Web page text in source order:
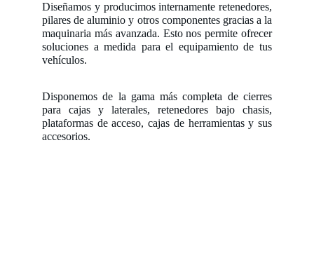
Diseñamos y producimos internamente retenedores,
pilares de aluminio y otros componentes gracias a la
maquinaria más avanzada. Esto nos permite ofrecer
soluciones a medida para el equipamiento de tus
vehículos.
Disponemos de la gama más completa de cierres
para cajas y laterales, retenedores bajo chasis,
plataformas de acceso, cajas de herramientas y sus
accesorios.